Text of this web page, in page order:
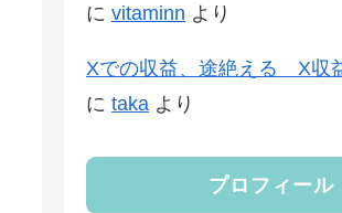
に vitaminn より
Xでの収益、途絶える X収
に taka より
プロフィール